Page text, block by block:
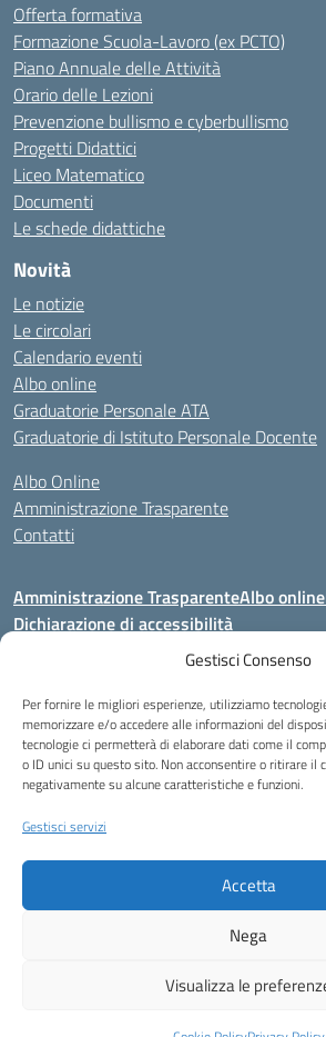
Gestisci Consenso
Per fornire le migliori esperienze, utilizziamo
memorizzare e/o accedere alle informazioni del
tecnologie ci permetterà di elaborare dati come il
o ID unici su questo sito. Non acconsentire o ritirare il
negativamente su alcune caratteristiche e funzioni.
Gestisci servizi
Accetta
Nega
Visualizza le
Offerta formativa
Formazione Scuola-Lavoro (ex PCTO)
Piano Annuale delle Attività
Orario delle Lezioni
Prevenzione bullismo e cyberbullismo
Progetti Didattici
Liceo Matematico
Documenti
Le schede didattiche
Novità
Le notizie
Le circolari
Calendario eventi
Albo online
Graduatorie Personale ATA
Graduatorie di Istituto Personale Docente
Albo Online
Amministrazione Trasparente
Contatti
Amministrazione TrasparenteAlbo online
Dichiarazione di accessibilità
Indirizzo:Via Dante Alighieri, 32 - 84034 Padula
Centralino:097577130 - 097577052
Email:saic86900d@istruzione.it
Codice meccanografico:
Codice unico di fatturazione (CUF): UFV098
Idea e